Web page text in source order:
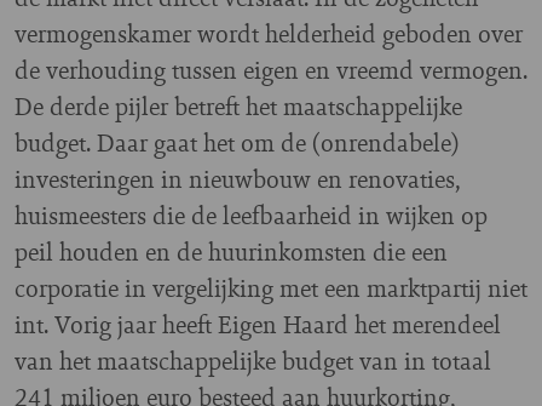
vermogenskamer wordt helderheid geboden over
de verhouding tussen eigen en vreemd vermogen.
De derde pijler betreft het maatschappelijke
budget. Daar gaat het om de (onrendabele)
investeringen in nieuwbouw en renovaties,
huismeesters die de leefbaarheid in wijken op
peil houden en de huurinkomsten die een
corporatie in vergelijking met een marktpartij niet
int. Vorig jaar heeft Eigen Haard het merendeel
van het maatschappelijke budget van in totaal
241 miljoen euro besteed aan huurkorting,